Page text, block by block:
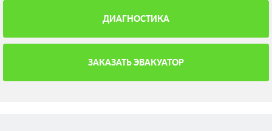
ДИАГНОСТИКА
ЗАКАЗАТЬ ЭВАКУАТОР